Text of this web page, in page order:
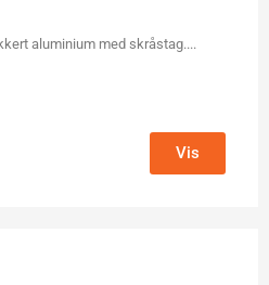
aluminium med skråstag....
Vis